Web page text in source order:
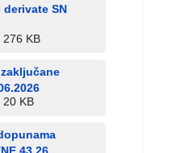
SN
276 KB
zaključane
20 KB